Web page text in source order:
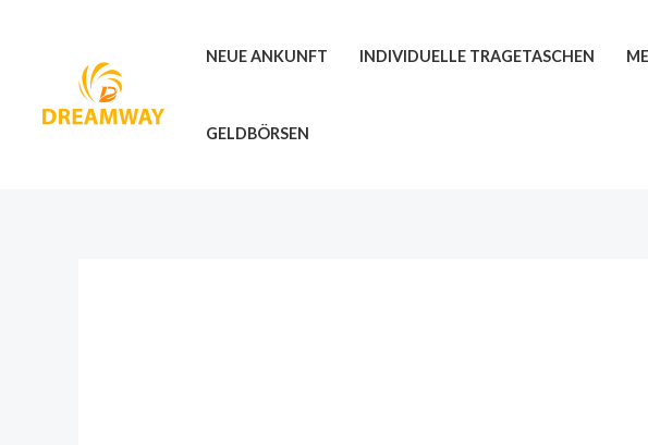
NEUE ANKUNFT INDIVIDUELLE TRAGETASCHEN
GELDBÖRSEN